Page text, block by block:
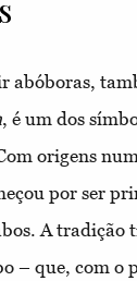
abóboras,
, é um dos
origens
por ser
A tradição
– que, com o